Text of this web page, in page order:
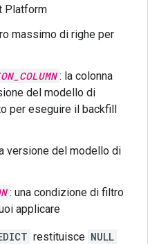
Platform
massimo di righe per
: la colonna
del modello di
per eseguire il backfill
versione del modello di
: una condizione di filtro
applicare
restituisce NULL